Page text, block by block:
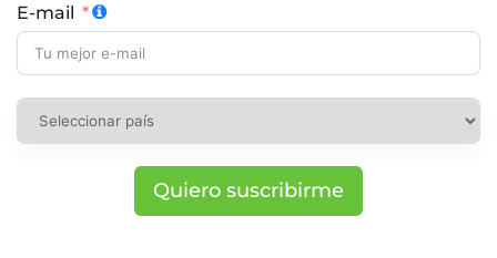
E-mail
Quiero suscribirme